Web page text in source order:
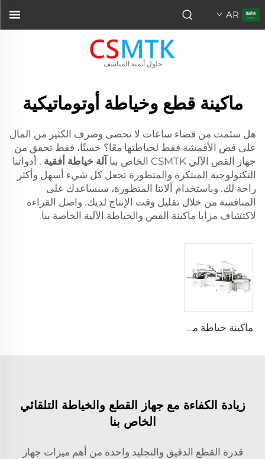
AR
حلول أتمتة المناشف
ماكينة قطع وخياطة أوتوماتيكية
هل سئمت من قضاء ساعات لا تحصى وصرف الكثير من المال
على قص الأقمشة فقط لخياطتها معًا؟ حسنًا، فقط تحقق من
جهاز القص الآلي CSMTK الخاص بنا
آلة خياطة أفقية . أدواتنا
التكنولوجية المبتكرة والمتطورة تجعل كل شيء أسهل وأكثر
راحة لك. وباستخدام آلاتنا المتطورة، سنساعدك على
المنافسة من خلال تقليل وقت الإنتاج لديك. واصل القراءة
لاكتشاف مزايا ماكينة القص والخياطة الآلية الخاصة بنا.
ماكينة خياطة مناشف أفقية أوتوماتيكية، ماكينة مناشف محبوكة بالغزل والسديم، ماكينة خياطة مناشف مصنوعة من الألياف الدقيقة أوتوماتيكية بالكامل
زيادة الكفاءة مع جهاز القطع والخياطة التلقائي
الخاص بنا
قدرة القطع الدقيق والتجليد واحدة من أهم ميزات جهاز